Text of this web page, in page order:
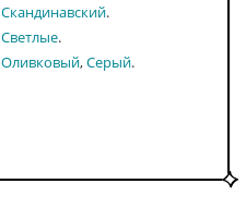
Скандинавский
Светлые
Оливковый Серый